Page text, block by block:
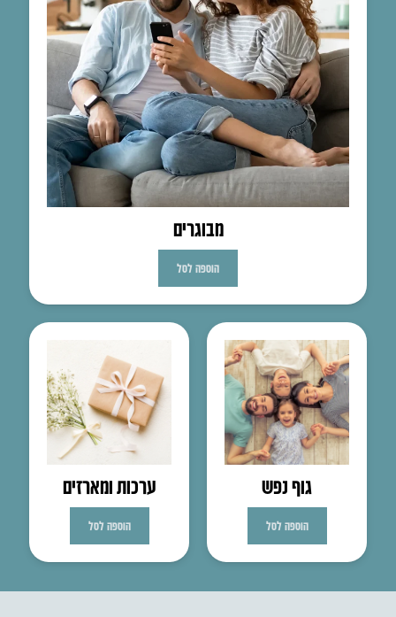
מבוגרים
הוספה לסל
גוף נפש
הוספה לסל
ערכות ומארזים
הוספה לסל